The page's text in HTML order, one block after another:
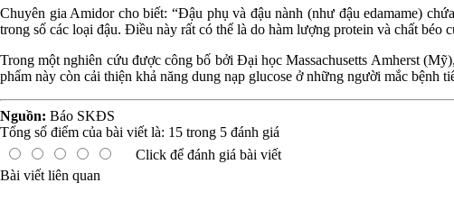
Chuyên gia Amidor cho biết: “Đậu phụ và đậu nành (như đậu edamame)
trong số các loại đậu. Điều này rất có thể là do hàm lượng protein và chất béo
Trong một nghiên cứu được công bố bởi Đại học Massachusetts Amherst
phẩm này còn cải thiện khả năng dung nạp glucose ở những người mắc bệnh
Nguồn: Báo SKĐS
Tổng số điểm của bài viết là: 15 trong 5 đánh giá
Click để đánh giá bài viết
Bài viết liên quan